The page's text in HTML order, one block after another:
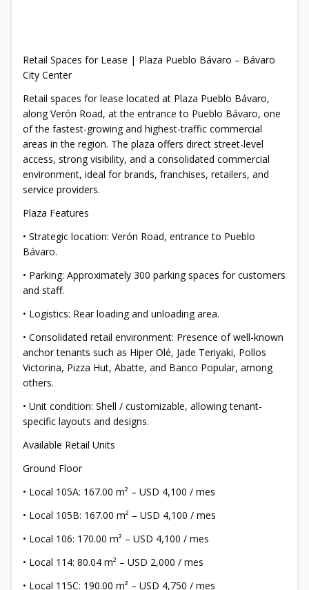
Retail Spaces for Lease | Plaza Pueblo Bávaro – Bávaro
City Center
Retail spaces for lease located at Plaza Pueblo Bávaro,
along Verón Road, at the entrance to Pueblo Bávaro, one
of the fastest-growing and highest-traffic commercial
areas in the region. The plaza offers direct street-level
access, strong visibility, and a consolidated commercial
environment, ideal for brands, franchises, retailers, and
service providers.
Plaza Features
• Strategic location: Verón Road, entrance to Pueblo
Bávaro.
• Parking: Approximately 300 parking spaces for customers
and staff.
• Logistics: Rear loading and unloading area.
• Consolidated retail environment: Presence of well-known
anchor tenants such as Hiper Olé, Jade Teriyaki, Pollos
Victorina, Pizza Hut, Abatte, and Banco Popular, among
others.
• Unit condition: Shell / customizable, allowing tenant-
specific layouts and designs.
Available Retail Units
Ground Floor
• Local 105A: 167.00 m² – USD 4,100 / mes
• Local 105B: 167.00 m² – USD 4,100 / mes
• Local 106: 170.00 m² – USD 4,100 / mes
• Local 114: 80.04 m² – USD 2,000 / mes
• Local 115C: 190.00 m² – USD 4,750 / mes